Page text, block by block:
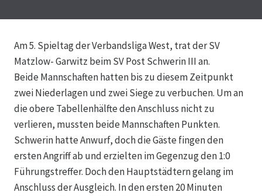
Am 5. Spieltag der Verbandsliga West, trat der SV
Matzlow- Garwitz beim SV Post Schwerin III an.
Beide Mannschaften hatten bis zu diesem Zeitpunkt
zwei Niederlagen und zwei Siege zu verbuchen. Um an
die obere Tabellenhälfte den Anschluss nicht zu
verlieren, mussten beide Mannschaften Punkten.
Schwerin hatte Anwurf, doch die Gäste fingen den
ersten Angriff ab und erzielten im Gegenzug den 1:0
Führungstreffer. Doch den Hauptstädtern gelang im
Anschluss der Ausgleich. In den ersten 20 Minuten